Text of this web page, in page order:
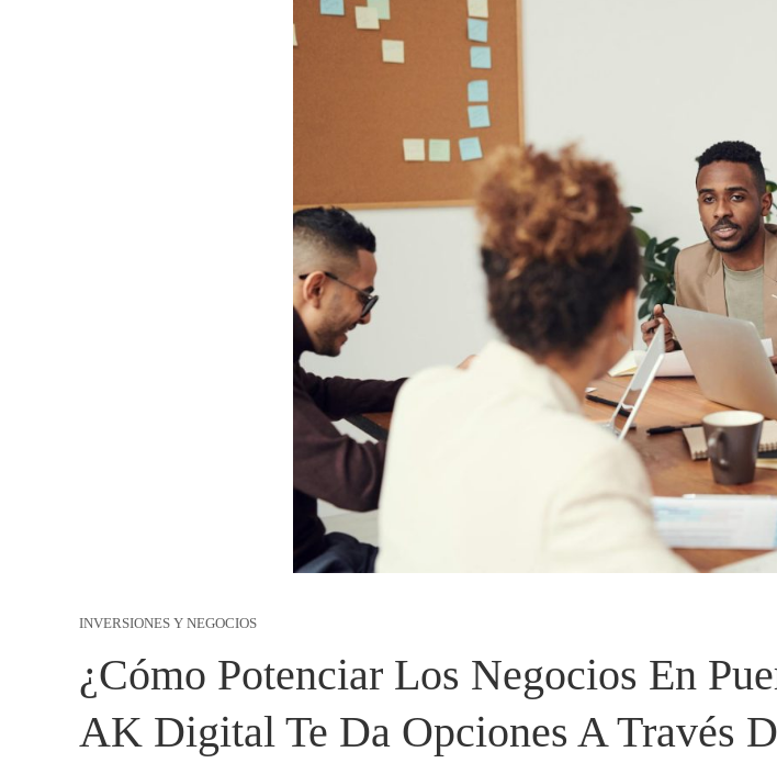
INVERSIONES Y NEGOCIOS
¿Cómo Potenciar Los Negocios En
AK Digital Te Da Opciones A Través